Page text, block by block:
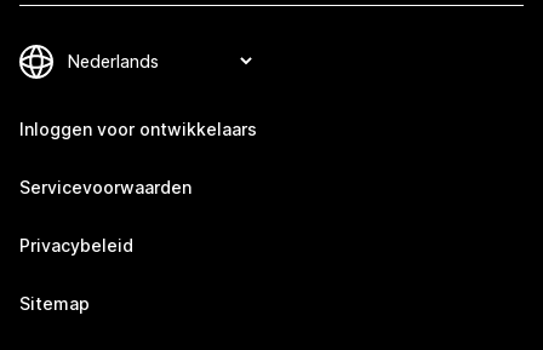
Inloggen voor ontwikkelaars
Servicevoorwaarden
Privacybeleid
Sitemap